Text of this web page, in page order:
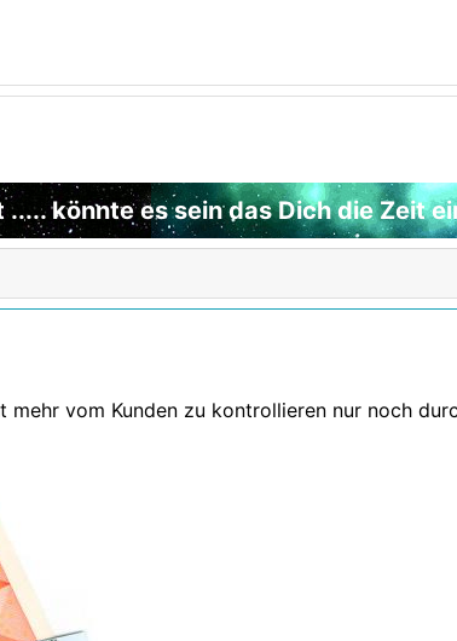
könnte es sein das Dich die Zeit
vom Kunden zu kontrollieren nur noch